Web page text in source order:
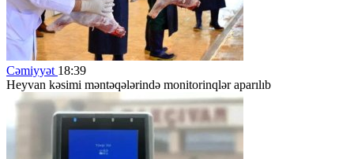
Cəmiyyət 18:39
Heyvan kəsimi məntəqələrində monitorinqlər aparılıb